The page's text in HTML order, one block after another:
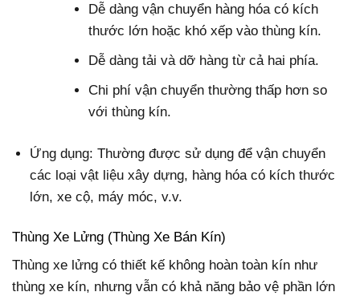
Dễ dàng vận chuyển hàng hóa có kích
thước lớn hoặc khó xếp vào thùng kín.
Dễ dàng tải và dỡ hàng từ cả hai phía.
Chi phí vận chuyển thường thấp hơn so
với thùng kín.
Ứng dụng: Thường được sử dụng để vận chuyển
các loại vật liệu xây dựng, hàng hóa có kích thước
lớn, xe cộ, máy móc, v.v.
Thùng Xe Lửng (Thùng Xe Bán Kín)
Thùng xe lửng có thiết kế không hoàn toàn kín như
thùng xe kín, nhưng vẫn có khả năng bảo vệ phần lớn